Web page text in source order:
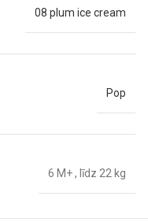
08 plum ice cream
Pop
6 M+, līdz 22 kg